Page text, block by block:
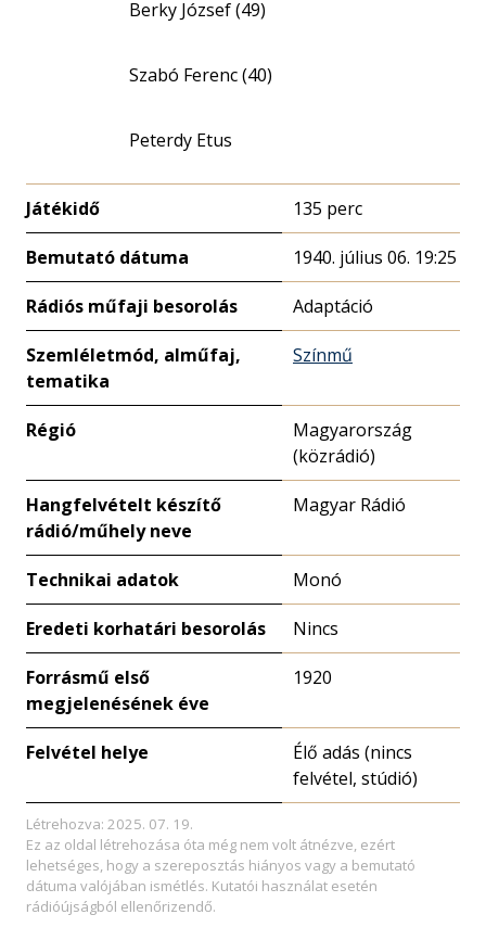
Berky József (49)
Szabó Ferenc (40)
Peterdy Etus
Játékidő 135 perc
Bemutató dátuma 1940. július 06. 19:25
Rádiós műfaji besorolás Adaptáció
Szemléletmód, alműfaj,
tematika
Színmű
Régió
Magyarország
(közrádió)
Hangfelvételt készítő
rádió/műhely neve
Magyar Rádió
Technikai adatok Monó
Eredeti korhatári besorolás Nincs
Forrásmű első
megjelenésének éve
1920
Felvétel helye
Élő adás (nincs
felvétel, stúdió)
Létrehozva: 2025. 07. 19.
Ez az oldal létrehozása óta még nem volt átnézve, ezért
lehetséges, hogy a szereposztás hiányos vagy a bemutató
dátuma valójában ismétlés. Kutatói használat esetén
rádióújságból ellenőrizendő.